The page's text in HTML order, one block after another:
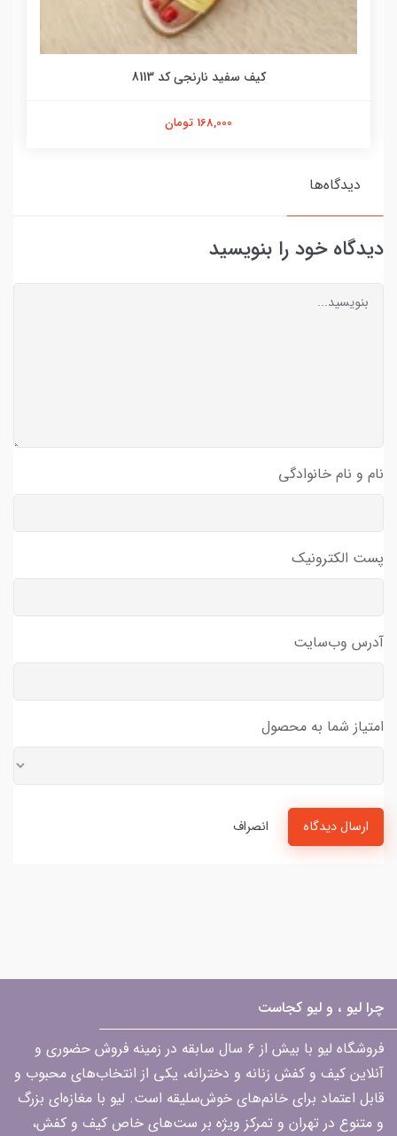
کیف سفید نارنجی کد 8113
168,000 تومان
دیدگاه‌ها
دیدگاه خود را بنویسید
نام و نام خانوادگی
پست الکترونیک
آدرس وب‌سایت
امتیاز شما به محصول
ارسال دیدگاه انصراف
چرا لیو ، و لیو کجاست
فروشگاه لیو با بیش از ۶ سال سابقه در زمینه فروش حضوری و
آنلاین کیف و کفش زنانه و دخترانه، یکی از انتخاب‌های محبوب و
قابل اعتماد برای خانم‌های خوش‌سلیقه است. لیو با مغازه‌ای بزرگ
و متنوع در تهران و تمرکز ویژه بر ست‌های خاص کیف و کفش،